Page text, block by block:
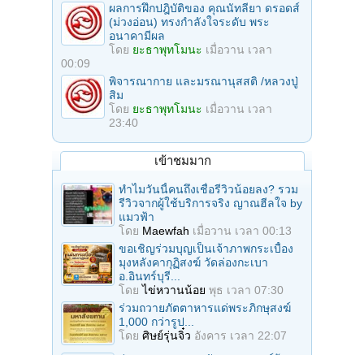
ผลการฝึกปฎิบัติของ คุณนัทลียา ดรอดส์
(ม่วงอ่อน) ทรงกำลังใจระดับ พระ
อนาคามีผล
โดย ยะธาพุทโมนะ เมื่อวาน เวลา
00:09
พิจารณากาย และมรณานุสสติ /หลวงปู่
สิม
โดย ยะธาพุทโมนะ เมื่อวาน เวลา
23:40
เข้าชมมาก
ทำไมวันนี้คนถึงเชื่อรีวิวน้อยลง? รวม
รีวิวจากผู้ใช้บริการจริง ญาณฮีลใจ by
แมวฟ้า
โดย Maewfah เมื่อวาน เวลา 00:13
ขอเชิญร่วมบุญเป็นเจ้าภาพกระเบื้อง
มุงหลังคากุฏิสงฆ์ วัดล่องกะเบา
อ.อินทร์บุรี...
โดยไข่หวานน้อย พุธ เวลา 07:30
ร่วมถวายภัตตาหารแด่พระภิกษุสงฆ์
1,000 กว่ารูป...
โดย ศิษย์รุ่นจิ๋ว อังคาร เวลา 22:07